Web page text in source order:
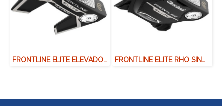
FRONTLINE ELITE ELEVADO SLANT NECK FRONTLINE ELITE RHO SINGLE BEND